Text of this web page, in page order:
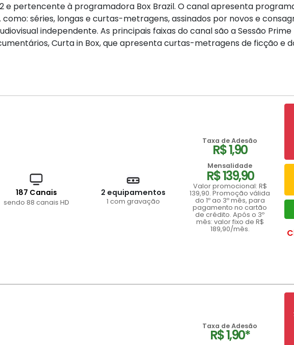
e pertencente à programadora Box Brazil. O canal apresenta
séries, longas e curtas-metragens, assinados por novos e
independente. As principais faixas do canal são a Sessão Prime
Curta in Box, que apresenta curtas-metragens de ficção e
187 Canais
sendo 88 canais HD
2 equipamentos
1 com gravação
Taxa de Adesão
R$ 1,90
Mensalidade
R$ 139,90
Valor promocional: R$
139,90. Promoção válida
do 1º ao 3º mês, para
pagamento no cartão
de crédito. Após o 3º
mês: valor fixo de R$
189,90/mês.
Taxa de Adesão
R$ 1,90*